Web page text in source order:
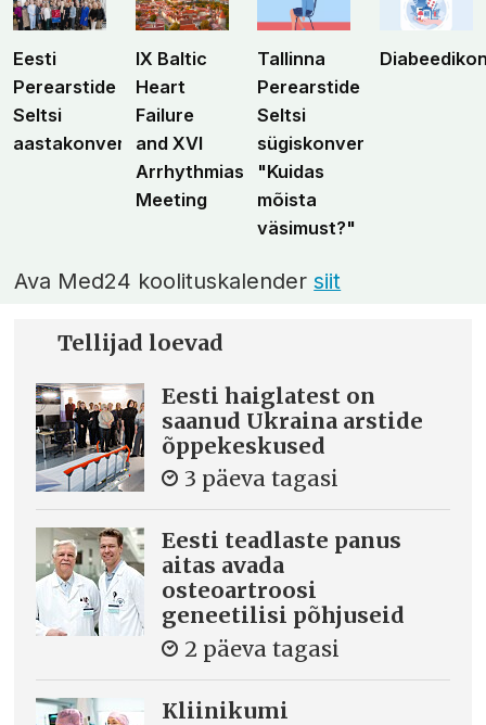
Eesti
Perearstide
Seltsi
aastakonverents
IX Baltic
Heart
Failure
and XVI
Arrhythmias
Meeting
Tallinna
Perearstide
Seltsi
sügiskonverents
"Kuidas
mõista
väsimust?"
Ava Med24 koolituskalendersiit
Tellijad loevad
Eesti haiglatest on
saanud Ukraina arstide
õppekeskused
3 päeva tagasi
Eesti teadlaste panus
aitas avada
osteoartroosi
geneetilisi põhjuseid
2 päeva tagasi
Kliinikumi